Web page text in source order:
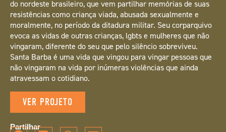
do nordeste brasileiro, que vem partilhar memórias de suas
resistências como criança viada, abusada sexualmente e
moralmente, no período da ditadura militar. Seu corparquivo
evoca as vidas de outras crianças, lgbts e mulheres que não
vingaram, diferente do seu que pelo silêncio sobreviveu.
Santa Barba é uma vida que vingou para vingar pessoas que
não vingaram na vida por inúmeras violências que ainda
atravessam o cotidiano.
VER PROJETO
Partilhar